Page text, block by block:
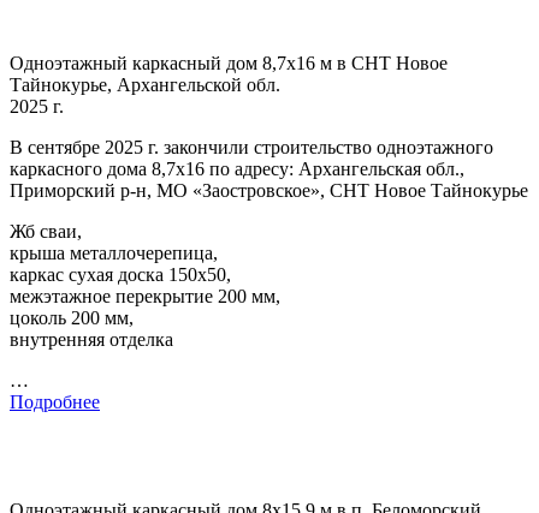
Одноэтажный каркасный дом 8,7х16 м в СНТ Новое
Тайнокурье, Архангельской обл.
2025 г.
В сентябре 2025 г. закончили строительство одноэтажного
каркасного дома 8,7х16 по адресу: Архангельская обл.,
Приморский р-н, МО «Заостровское», СНТ Новое Тайнокурье
Жб сваи,
крыша металлочерепица,
каркас сухая доска 150х50,
межэтажное перекрытие 200 мм,
цоколь 200 мм,
внутренняя отделка
…
Подробнее